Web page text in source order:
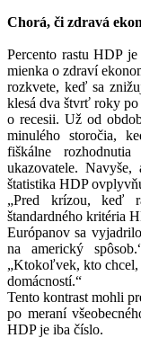
Chorá, či zdravá
Percento rastu HDP
mienka o zdraví
rozkvete, keď sa
klesá dva štvrť roky po
o recesii. Už od
minulého storočia,
fiškálne
ukazovatele.
štatistika HDP
„Pred krízou, keď
štandardného kritéria
Európanov sa
na americký
„Ktokoľvek, kto
domácností.“
Tento kontrast mohli
po meraní
HDP je iba číslo.